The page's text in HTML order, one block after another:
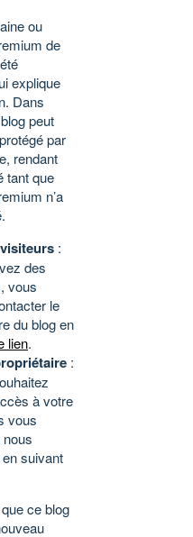
ou
de
explique
Dans
peut
par
rendant
tant que
n’a
:
des
vous
le
du blog en
lien.
:
à votre
vous
suivant
ce blog